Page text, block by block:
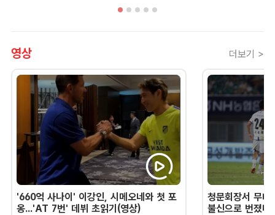
영상 더보기 >
'660억 사나이' 이강인, 시메오네와 첫 포
옹...'AT 7번' 데뷔 초읽기(영상)
청문회장서 무너
불신으로 번졌